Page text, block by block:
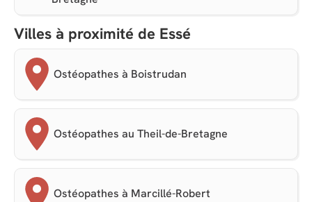
Villes à proximité de Essé
Ostéopathes à Boistrudan
Ostéopathes au Theil-de-Bretagne
Ostéopathes à Marcillé-Robert